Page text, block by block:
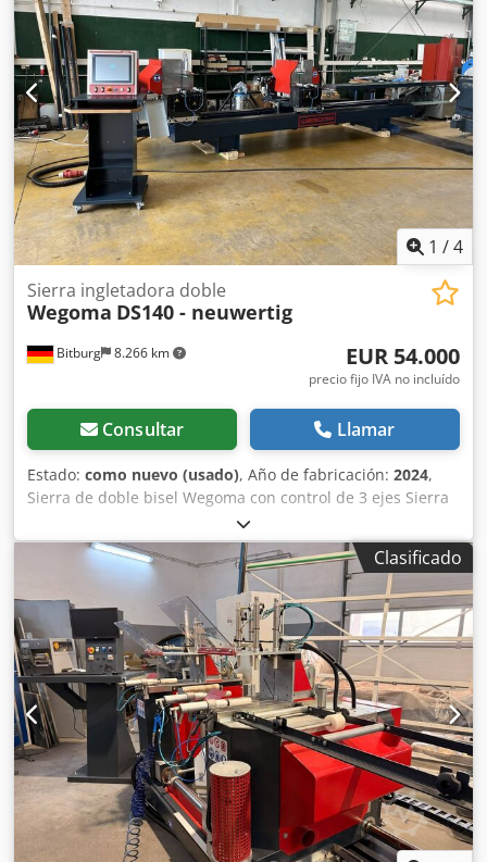
1 /4
Bitburg 8.266 km
Sierra ingletadora doble
Wegoma DS140 - neuwertig
EUR 54.000
precio fijo IVA no incluído
Consultar Llamar
Estado: como nuevo (usado), Año de fabricación: 2024,
Sierra de doble bisel Wegoma con control de 3 ejes Sierra
de doble bisel DS140 Longitud de trabajo de 4000 mm,
avance de la sierra hidroneumático Inclinación neumática
de 45°/90°/45° 4 cilindros de sujeción, neumáticos 2 discos
de sierra de metal duro de 500 x 80 mm Cabezal de sierra
izquierdo fijo, cabezal de sierra derecho móvil Pantalla
digital Control de posicionamiento EPS 220 Para sierras de
doble bisel. Incluye control EPS220 para un
posicionamiento preciso de la longitud. Con panel táctil
industrial de 15 pulgadas (protegido contra polvo y
salpicaduras de agua) Pantalla para la introducción
manual de los datos de corte o mediante integración de
conjuntos de datos - Conexión Ethernet 10/100 (TCP/IP) -
Interfaz USB - Posibilidad de transferencia de datos por
USB o red. - Interfaz para varilla de medición, incluyendo
software de interfaz. Incluye armario de control, motor y
Clasificado